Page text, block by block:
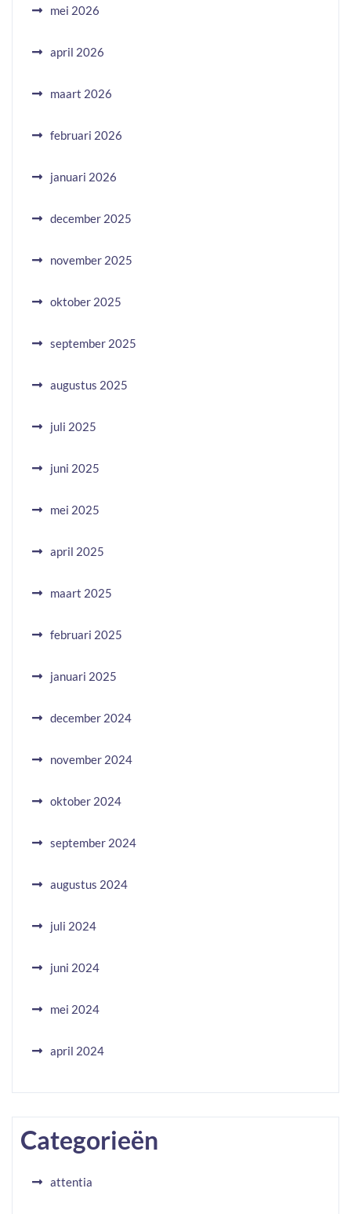
mei 2026
april 2026
maart 2026
februari 2026
januari 2026
december 2025
november 2025
oktober 2025
september 2025
augustus 2025
juli 2025
juni 2025
mei 2025
april 2025
maart 2025
februari 2025
januari 2025
december 2024
november 2024
oktober 2024
september 2024
augustus 2024
juli 2024
juni 2024
mei 2024
april 2024
Categorieën
attentia